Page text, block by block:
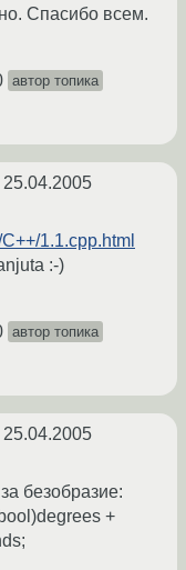
Спасибо всем.
автор топика
25.04.2005
1.1.cpp.html
:-)
автор топика
25.04.2005
безобразие:
+